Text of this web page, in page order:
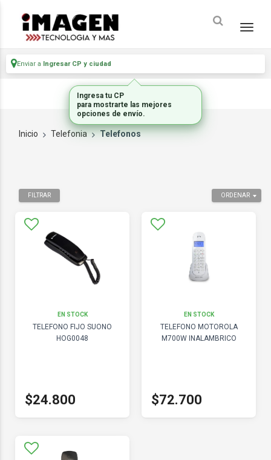
Enviar a Ingresar CP y ciudad
Inicio Telefonia Telefonos
ORDENAR
FILTRAR
EN STOCK
TELEFONO FIJO SUONO
HOG0048
$24.800
EN STOCK
TELEFONO MOTOROLA
M700W INALAMBRICO
$72.700
Ingresa tu CP
para mostrarte las mejores
opciones de envío.